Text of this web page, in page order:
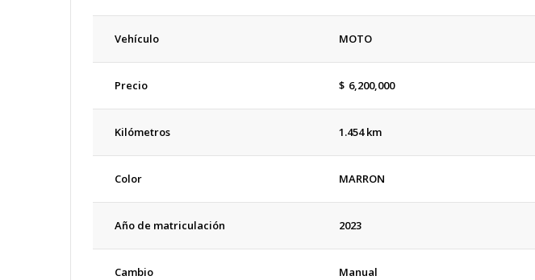
Vehículo MOTO
Precio $ 6,200,000
Kilómetros 1.454 km
Color MARRON
Año de matriculación 2023
Cambio Manual